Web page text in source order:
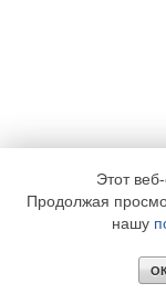
Этот
Продолжая
нашу